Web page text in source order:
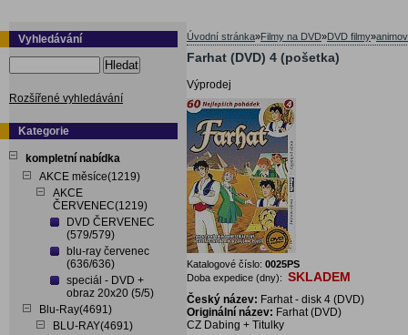
Vyhledávání
Hledat
Rozšířené vyhledávání
Kategorie
kompletní nabídka
AKCE měsíce(1219)
AKCE
ČERVENEC(1219)
DVD ČERVENEC
(579/579)
blu-ray červenec
(636/636)
speciál - DVD +
obraz 20x20 (5/5)
Blu-Ray(4691)
BLU-RAY(4691)
Úvodní stránka»Filmy na DVD»DVD filmy»
Farhat (DVD) 4 (pošetka)
Výprodej
Katalogové číslo: 0025PS
Doba expedice (dny): SKLADEM
Český název: Farhat - disk 4 (DVD)
Originální název: Farhat (DVD)
CZ Dabing + Titulky